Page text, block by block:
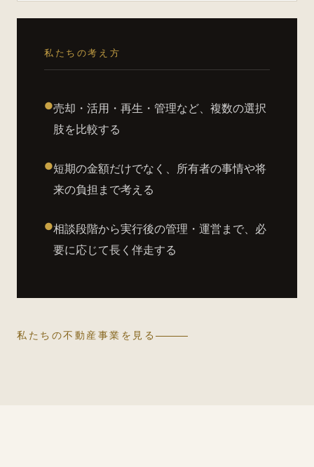
私たちの考え方
●売却・⁠活用・⁠再生・⁠管理など、複数の選択
肢を比較する
●短期の金額だけでなく、所有者の事情や将
来の負担まで考える
●相談段階から実行後の管理・⁠運営まで、必
要に応じて長く伴走する
私たちの不動産事業を見る